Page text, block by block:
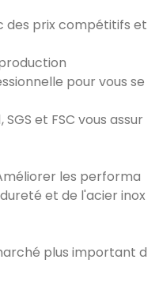
des prix compétitifs et
pour vous se
SGS et FSC vous assur
les performa
et de l'acier inox
plus important d